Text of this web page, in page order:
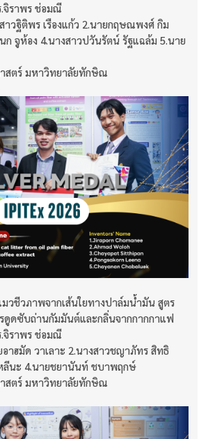
จิราพร ช่อมณี
าวฐิติพร เรืองแก้ว 2.นายกฤษณพงศ์ กิม
ก จูห้อง 4.นางสาวปวันรัตน์ รัฐแฉล้ม 5.นาย
สตร์ มหาวิทยาลัยทักษิณ
วชีวภาพจากเส้นใยทางปาล์มน้ำมัน สูตร
ดูดซับถ่านกัมมันต์และกลิ่นจากกากกาแฟ
จิราพร ช่อมณี
อาฮมัด วาเลาะ 2.นางสาวชญาภัทร สิทธิ
ลีนะ 4.นายชยานันท์ ชบาพฤกษ์
สตร์ มหาวิทยาลัยทักษิณ